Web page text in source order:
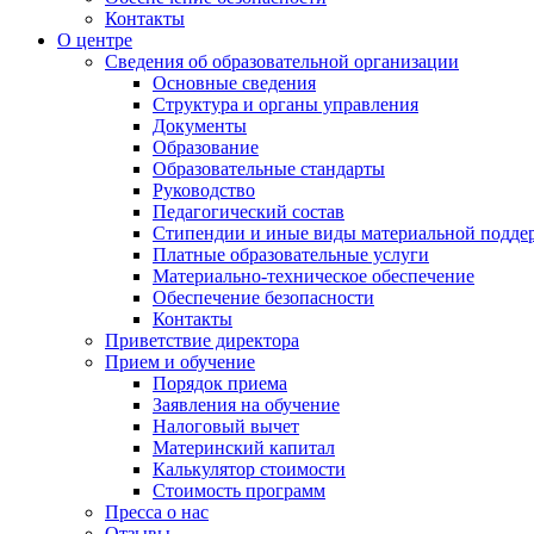
Контакты
О центре
Сведения об образовательной организации
Основные сведения
Структура и органы управления
Документы
Образование
Образовательные стандарты
Руководство
Педагогический состав
Стипендии и иные виды материальной
Платные образовательные услуги
Материально-техническое обеспечение
Обеспечение безопасности
Контакты
Приветствие директора
Прием и обучение
Порядок приема
Заявления на обучение
Налоговый вычет
Материнский капитал
Калькулятор стоимости
Стоимость программ
Пресса о нас